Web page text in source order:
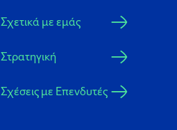
Σχετικά με εμάς
Στρατηγική
Σχέσεις με Επενδυτές